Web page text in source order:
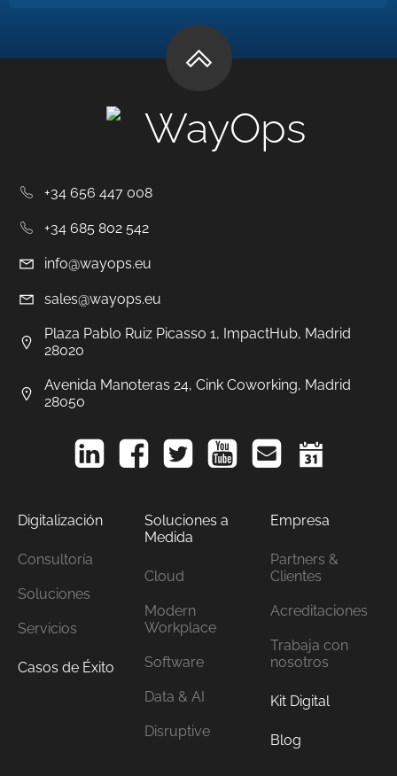
WayOps
+34 656 447 008
+34 685 802 542
info@wayops.eu
sales@wayops.eu
Plaza Pablo Ruiz Picasso 1, ImpactHub, Madrid
28020
Avenida Manoteras 24, Cink Coworking, Madrid
28050
Digitalización
Consultoría
Soluciones
Servicios
Casos de Éxito
Soluciones a
Medida
Cloud
Modern
Workplace
Software
Data & AI
Disruptive
Empresa
Partners &
Clientes
Acreditaciones
Trabaja con
nosotros
Kit Digital
Blog